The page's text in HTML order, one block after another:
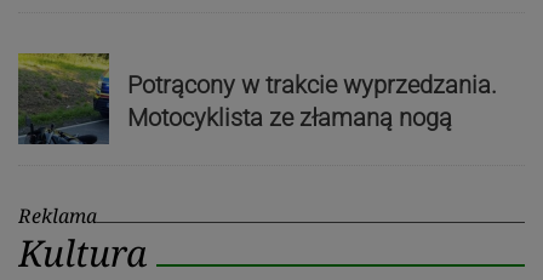
Potrącony w trakcie wyprzedzania.
Motocyklista ze złamaną nogą
Reklama
Kultura